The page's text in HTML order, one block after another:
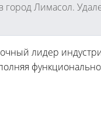
Лимасол.
лидер